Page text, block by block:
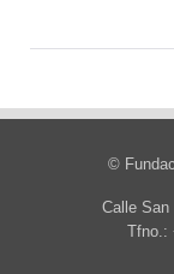
©
Calle San
Tfno.: